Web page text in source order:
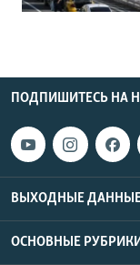
ПОДПИШИТЕСЬ НА
ВЫХОДНЫЕ
ОСНОВНЫЕ РУБРИКИ